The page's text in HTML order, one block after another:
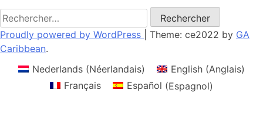
Rechercher :
Proudly powered by WordPress
Theme: ce2022 by GA
Caribbean.
Nederlands (Néerlandais) English (Anglais)
Français
Español (Espagnol)